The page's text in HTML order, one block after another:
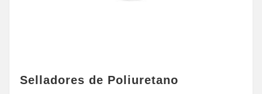
Selladores de Poliuretano